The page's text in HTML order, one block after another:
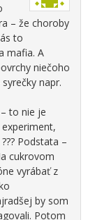
– že choroby
to
mafia. A
niečoho
napr.
to nie je
Podstata –
cukrovom
vyrábať z
by som
Potom